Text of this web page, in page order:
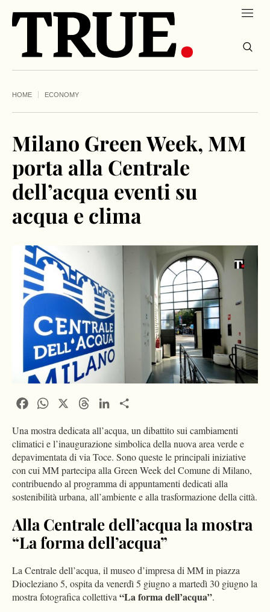
HOME ECONOMY
Milano Green Week, MM
porta alla Centrale
dell’acqua eventi su
acqua e clima
FacebookWhatsApp ThreadsLinkedIn
Una mostra dedicata all’acqua, un dibattito sui cambiamenti
climatici e l’inaugurazione simbolica della nuova area verde e
depavimentata di via Toce. Sono queste le principali iniziative
con cui MM partecipa alla Green Week del Comune di Milano,
contribuendo al programma di appuntamenti dedicati alla
sostenibilità urbana, all’ambiente e alla trasformazione della città.
Alla Centrale dell’acqua la mostra
“La forma dell’acqua”
La Centrale dell’acqua, il museo d’impresa di MM in piazza
Diocleziano 5, ospita da venerdì 5 giugno a martedì 30 giugno la
mostra fotografica collettiva“La forma dell’acqua”.